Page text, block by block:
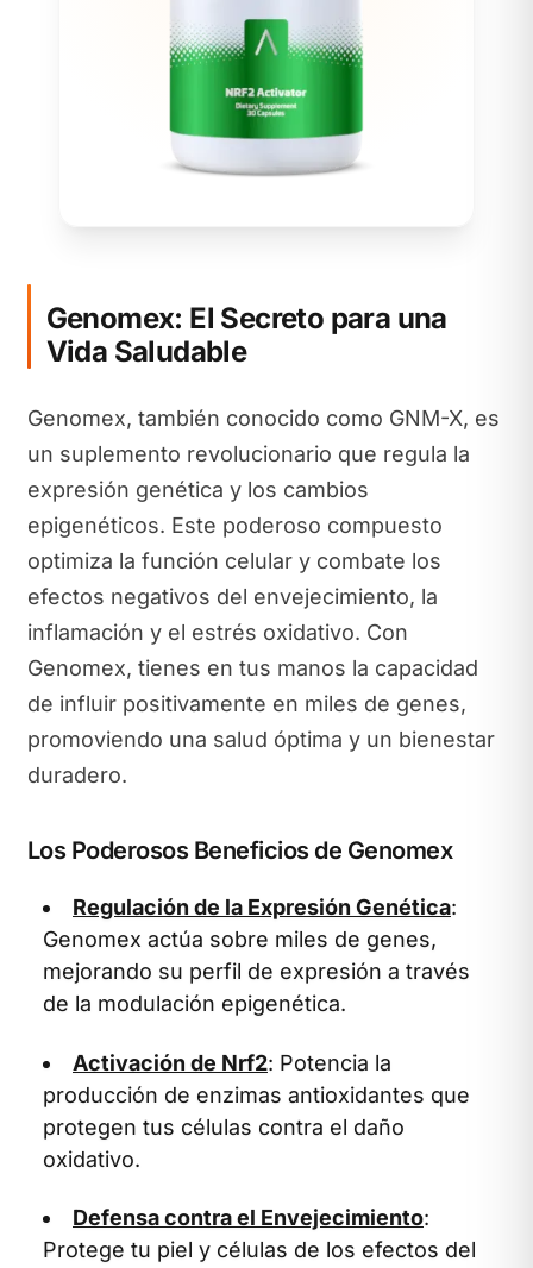
Genomex: El Secreto para una
Vida Saludable
Genomex, también conocido como GNM-X, es
un suplemento revolucionario que regula la
expresión genética y los cambios
epigenéticos. Este poderoso compuesto
optimiza la función celular y combate los
efectos negativos del envejecimiento, la
inflamación y el estrés oxidativo. Con
Genomex, tienes en tus manos la capacidad
de influir positivamente en miles de genes,
promoviendo una salud óptima y un bienestar
duradero.
Los Poderosos Beneficios de Genomex
Regulación de la Expresión Genética:
Genomex actúa sobre miles de genes,
mejorando su perfil de expresión a través
de la modulación epigenética.
Activación de Nrf2: Potencia la
producción de enzimas antioxidantes que
protegen tus células contra el daño
oxidativo.
Defensa contra el Envejecimiento:
Protege tu piel y células de los efectos del